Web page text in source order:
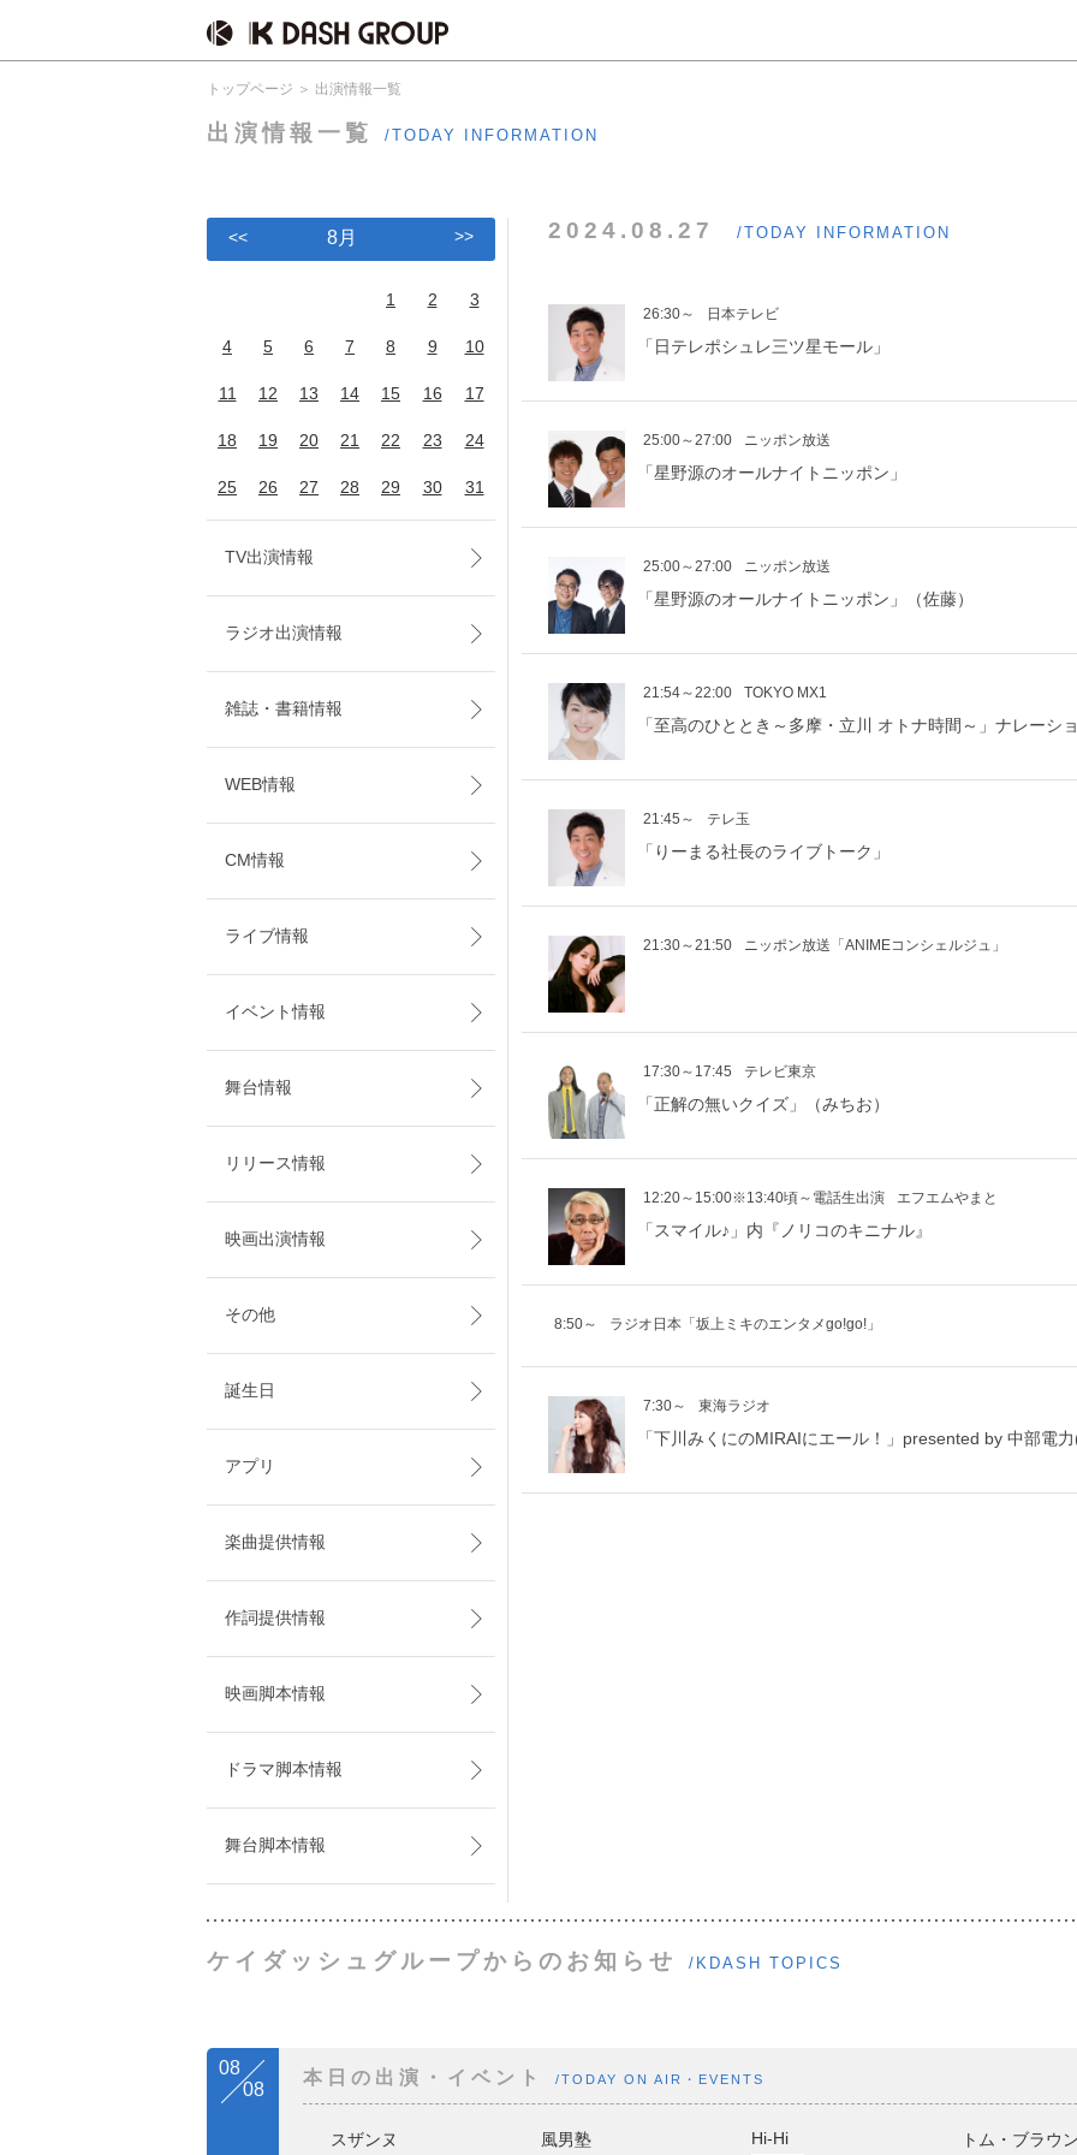
トップページ 出演情報一覧
出演情報一覧 /TODAY INFORMATION
2024.08.27 /TODAY INFORMATION
26:30～ 日本テレビ
「日テレポシュレ三ツ星モール」
25:00～27:00 ニッポン放送
「星野源のオールナイトニッポン」
25:00～27:00 ニッポン放送
「星野源のオールナイトニッポン」（佐藤）
21:54～22:00 TOKYO MX1
「至高のひととき～多摩・立川 オトナ時間～」ナレーシ
21:45～ テレ玉
「りーまる社長のライブトーク」
21:30～21:50 ニッポン放送「ANIMEコンシェルジュ」
17:30～17:45 テレビ東京
「正解の無いクイズ」（みちお）
12:20～15:00※13:40頃～電話生出演 エフエムやまと
「スマイル♪」内『ノリコのキニナル』
8:50～ ラジオ日本「坂上ミキのエンタメgo!go!」
7:30～ 東海ラジオ
「下川みくにのMIRAIにエール！」presented by 中部電
<< 8月 >>
1 2 3
4 5 6 7 8 9 10
11 12 13 14 15 16 17
18 19 20 21 22 23 24
25 26 27 28 29 30 31
TV出演情報
ラジオ出演情報
雑誌・書籍情報
WEB情報
CM情報
ライブ情報
イベント情報
舞台情報
リリース情報
映画出演情報
その他
誕生日
アプリ
楽曲提供情報
作詞提供情報
映画脚本情報
ドラマ脚本情報
舞台脚本情報
ケイダッシュグループからのお知らせ /KDASH TOPICS
08
08
本日の出演・イベント /TODAY ON AIR・EVENTS
スザンヌ 風男塾 Hi-Hi トム・ブラウ